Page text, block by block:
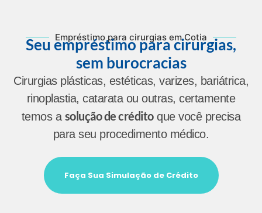
Empréstimo para cirurgias em Cotia
Seu empréstimo para cirurgias,
sem burocracias
Cirurgias plásticas, estéticas, varizes, bariátrica,
rinoplastia, catarata ou outras, certamente
temos a solução de créditoque você precisa
para seu procedimento médico.
Faça Sua Simulação de Crédito